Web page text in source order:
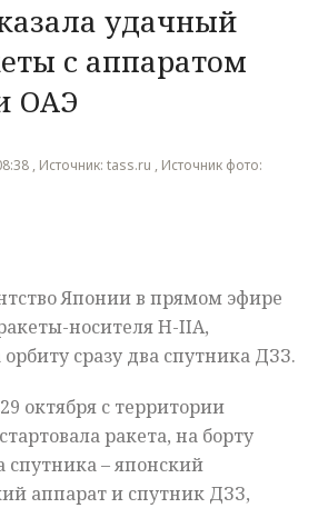
удачный
с аппаратом
ОАЭ
, Источник: tass.ru , Источник фото:
Японии в прямом эфире
носителя H-IIA,
сразу два спутника ДЗЗ.
октября с территории
ракета, на борту
спутника – японский
аппарат и спутник ДЗЗ,